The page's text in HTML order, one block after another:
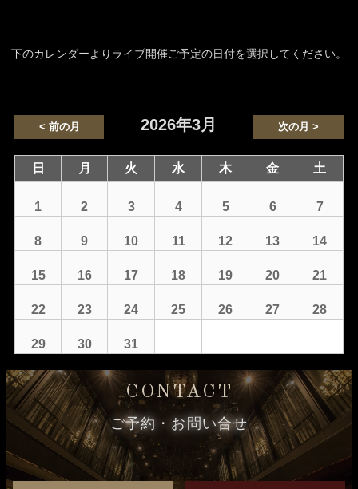
下のカレンダーよりライブ開催ご予定の日付を選択してください。
< 前の月 2026年3月 次の月 >
日 月 火 水 木 金 土
1 2 3 4 5 6 7
8 9 10 11 12 13 14
15 16 17 18 19 20 21
22 23 24 25 26 27 28
29 30 31
CONTACT
ご予約・お問い合せ